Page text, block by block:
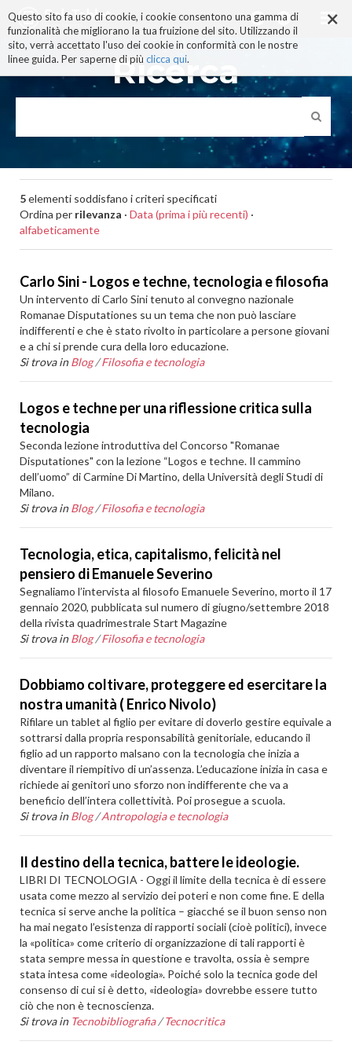
×
Questo sito fa uso di cookie, i cookie consentono una gamma di
funzionalità che migliorano la tua fruizione del sito. Utilizzando il
sito, verrà accettato l'uso dei cookie in conformità con le nostre
linee guida. Per saperne di più clicca qui.
ai
contenuti.
|
alla
navigazione
Ricerca
5elementi soddisfano i criteri specificati
Ordina per rilevanza · Data (prima i più recenti) ·
alfabeticamente
Carlo Sini - Logos e techne, tecnologia e filosofia
Un intervento di Carlo Sini tenuto al convegno nazionale
Romanae Disputationes su un tema che non può lasciare
indifferenti e che è stato rivolto in particolare a persone giovani
e a chi si prende cura della loro educazione.
Si trova in Blog /Filosofia e tecnologia
Logos e techne per una riflessione critica sulla
tecnologia
Seconda lezione introduttiva del Concorso "Romanae
Disputationes" con la lezione “Logos e techne. Il cammino
dell’uomo” di Carmine Di Martino, della Università degli Studi di
Milano.
Si trova in Blog /Filosofia e tecnologia
Tecnologia, etica, capitalismo, felicità nel
pensiero di Emanuele Severino
Segnaliamo l’intervista al filosofo Emanuele Severino, morto il 17
gennaio 2020, pubblicata sul numero di giugno/settembre 2018
della rivista quadrimestrale Start Magazine
Si trova in Blog /Filosofia e tecnologia
Dobbiamo coltivare, proteggere ed esercitare la
nostra umanità ( Enrico Nivolo)
Rifilare un tablet al figlio per evitare di doverlo gestire equivale a
sottrarsi dalla propria responsabilità genitoriale, educando il
figlio ad un rapporto malsano con la tecnologia che inizia a
diventare il riempitivo di un’assenza. L’educazione inizia in casa e
richiede ai genitori uno sforzo non indifferente che va a
beneficio dell’intera collettività. Poi prosegue a scuola.
Si trova in Blog /Antropologia e tecnologia
Il destino della tecnica, battere le ideologie.
LIBRI DI TECNOLOGIA - Oggi il limite della tecnica è di essere
usata come mezzo al servizio dei poteri e non come fine. E della
tecnica si serve anche la politica – giacché se il buon senso non
ha mai negato l’esistenza di rapporti sociali (cioè politici), invece
la «politica» come criterio di organizzazione di tali rapporti è
stata sempre messa in questione e travolta, ossia è sempre
stata intesa come «ideologia». Poiché solo la tecnica gode del
consenso di cui si è detto, «ideologia» dovrebbe essere tutto
ciò che non è tecnoscienza.
Si trova in Tecnobibliografia /Tecnocritica